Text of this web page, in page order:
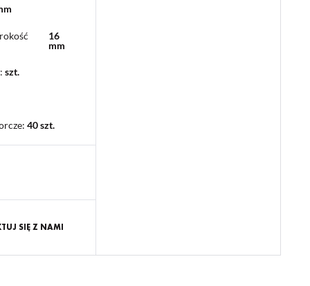
16
mm
szt.
:40 szt.
SIĘ Z NAMI